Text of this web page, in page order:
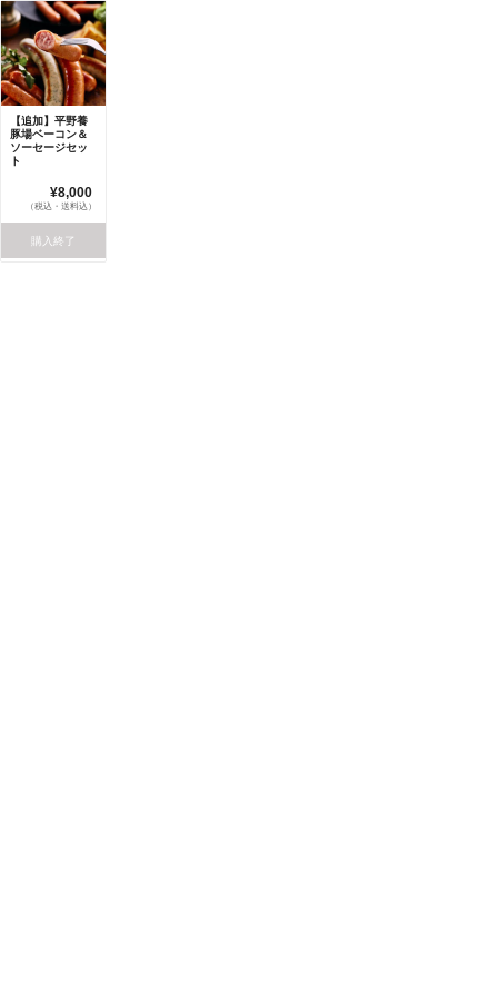
【追加】平野養
豚場ベーコン＆
ソーセージセッ
ト
¥8,000
（税込・送料込）
購入終了